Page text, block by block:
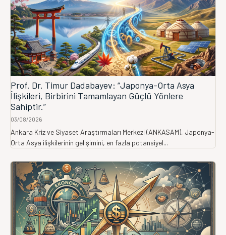
Prof. Dr. Timur Dadabayev: “Japonya-Orta Asya
İlişkileri, Birbirini Tamamlayan Güçlü Yönlere
Sahiptir.”
03/08/2026
Ankara Kriz ve Siyaset Araştırmaları Merkezi (ANKASAM), Japonya-
Orta Asya ilişkilerinin gelişimini, en fazla potansiyel...